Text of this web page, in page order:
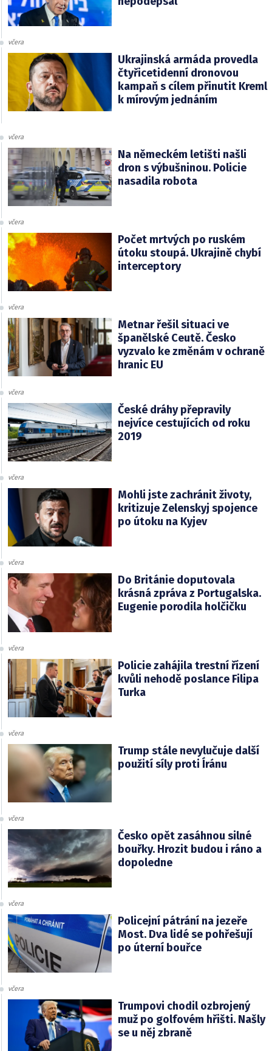
včera
Ukrajinská armáda provedla
čtyřicetidenní dronovou
kampaň s cílem přinutit Kreml
k mírovým jednáním
včera
Na německém letišti našli
dron s výbušninou. Policie
nasadila robota
včera
Počet mrtvých po ruském
útoku stoupá. Ukrajině chybí
interceptory
včera
Metnar řešil situaci ve
španělské Ceutě. Česko
vyzvalo ke změnám v ochraně
hranic EU
včera
České dráhy přepravily
nejvíce cestujících od roku
2019
včera
Mohli jste zachránit životy,
kritizuje Zelenskyj spojence
po útoku na Kyjev
včera
Do Británie doputovala
krásná zpráva z Portugalska.
Eugenie porodila holčičku
včera
Policie zahájila trestní řízení
kvůli nehodě poslance Filipa
Turka
včera
Trump stále nevylučuje další
použití síly proti Íránu
včera
Česko opět zasáhnou silné
bouřky. Hrozit budou i ráno a
dopoledne
včera
Policejní pátrání na jezeře
Most. Dva lidé se pohřešují
po úterní bouřce
včera
Trumpovi chodil ozbrojený
muž po golfovém hřišti. Našly
se u něj zbraně